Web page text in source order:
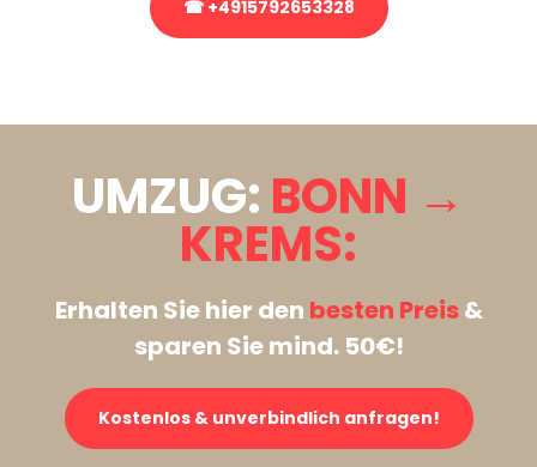
☎ +4915792653328
UMZUG: BONN →
KREMS:
Erhalten Sie hier den besten Preis&
sparen Sie mind. 50€!
Kostenlos & unverbindlich anfragen!